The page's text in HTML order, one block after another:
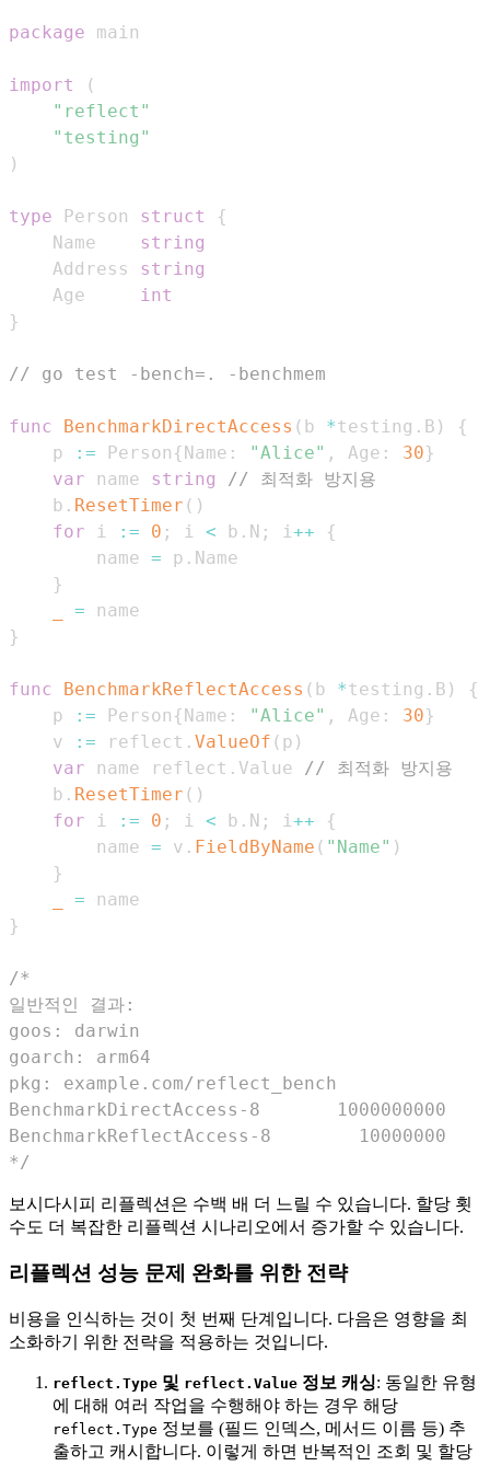
package
import
(
"reflect"
"testing"
)
type Person struct
{
	Name
string
	Address
string
	Age
int
}
// go test -bench=. -benchmem
func BenchmarkDirectAccess ( b *testing . B )
{
	p
:= Person {Name : "Alice" , Age : 30}
var name string
// 최적화 방지용
	b
. ResetTimer ( )
for i := 0 ; i < b . N ; i ++
{
		name
= p .
}
=
}
func BenchmarkReflectAccess ( b *testing . B )
{
	p
:= Person {Name : "Alice" , Age : 30}
	v
:= reflect . ValueOf ( p )
var name reflect . Value
// 최적화 방지용
	b
. ResetTimer ( )
for i := 0 ; i < b . N ; i ++
{
		name
= v . FieldByName ( "Name" )
}
=
}
*/
보시다시피 리플렉션은 수백 배 더 느릴 수 있습니다. 할당 횟
수도 더 복잡한 리플렉션 시나리오에서 증가할 수 있습니다.
리플렉션 성능 문제 완화를 위한 전략
비용을 인식하는 것이 첫 번째 단계입니다. 다음은 영향을 최
소화하기 위한 전략을 적용하는 것입니다.
reflect.Type 및 reflect.Value 정보 캐싱: 동일한 유형
에 대해 여러 작업을 수행해야 하는 경우 해당
reflect.Type 정보를 (필드 인덱스, 메서드 이름 등) 추
출하고 캐시합니다. 이렇게 하면 반복적인 조회 및 할당